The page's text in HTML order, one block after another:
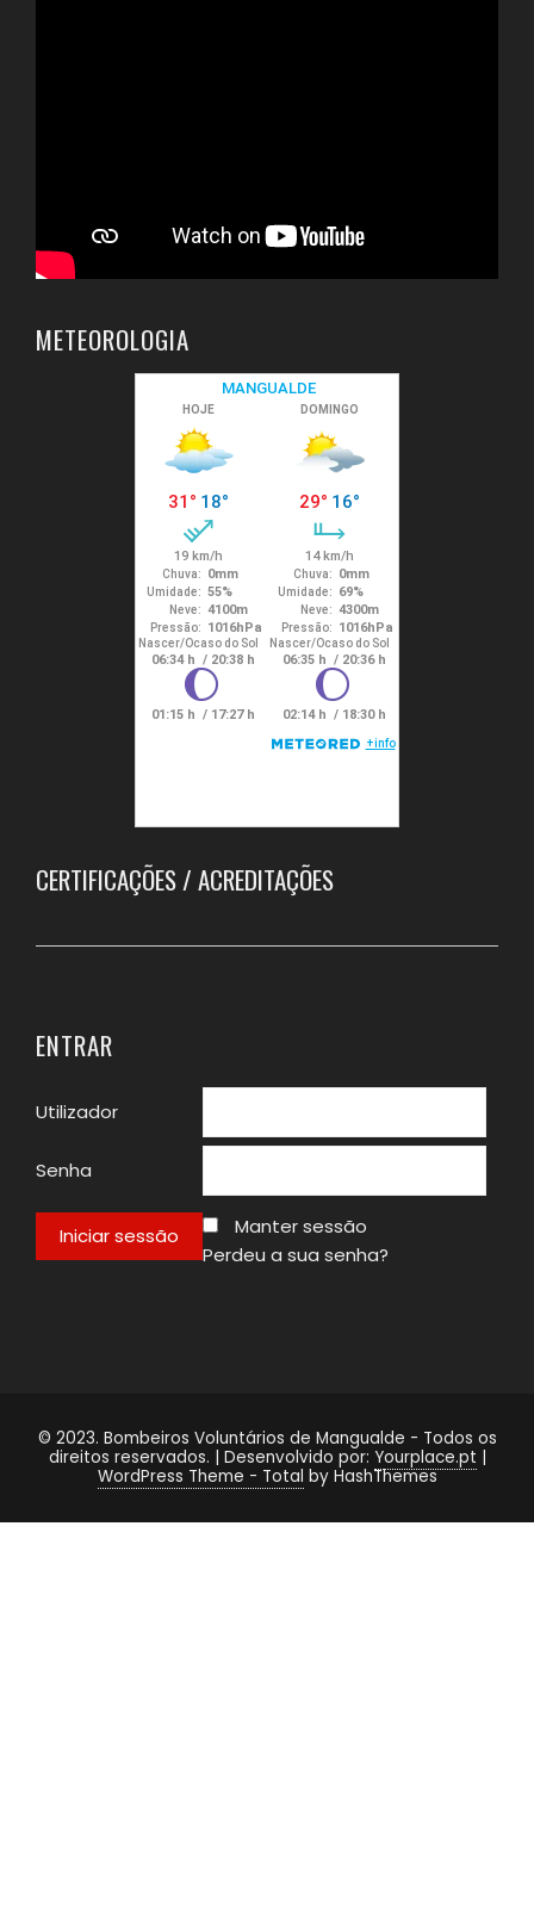
METEOROLOGIA
CERTIFICAÇÕES / ACREDITAÇÕES
ENTRAR
Utilizador
Senha
Manter sessão
Perdeu a sua senha?
© 2023. Bombeiros Voluntários de Mangualde - Todos os
direitos reservados. | Desenvolvido por: Yourplace.pt |
WordPress Theme - Total by HashThemes